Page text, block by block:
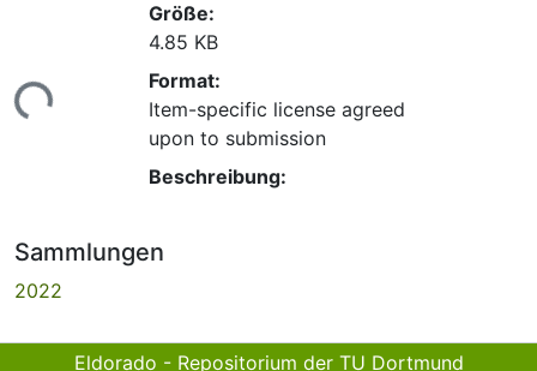
Größe:
4.85 KB
Format:
Item-specific license agreed
upon to submission
Beschreibung:
Sammlungen
2022
Eldorado - Repositorium der TU Dortmund